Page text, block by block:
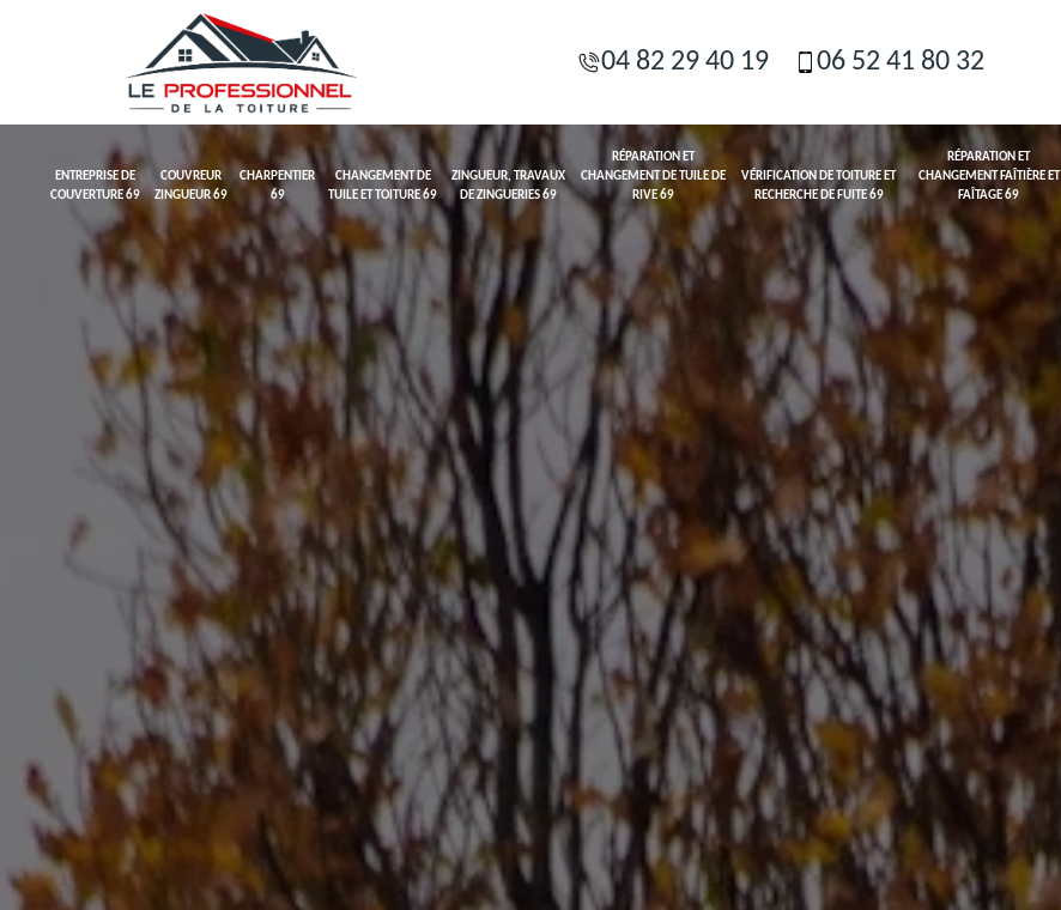
04 82 29 40 19 06 52 41 80 32
ENTREPRISE DE
COUVERTURE 69
COUVREUR
ZINGUEUR 69
CHARPENTIER
69
CHANGEMENT DE
TUILE ET TOITURE 69
ZINGUEUR, TRAVAUX
DE ZINGUERIES 69
RÉPARATION ET
CHANGEMENT DE TUILE DE
RIVE 69
VÉRIFICATION DE TOITURE ET
RECHERCHE DE FUITE 69
RÉPARATION ET
CHANGEMENT FAÎTIÈRE ET
FAÎTAGE 69